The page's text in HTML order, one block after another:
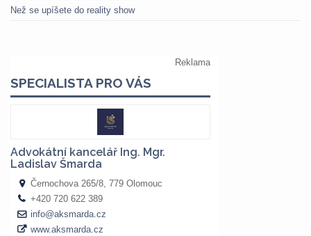
Než se upíšete do reality show